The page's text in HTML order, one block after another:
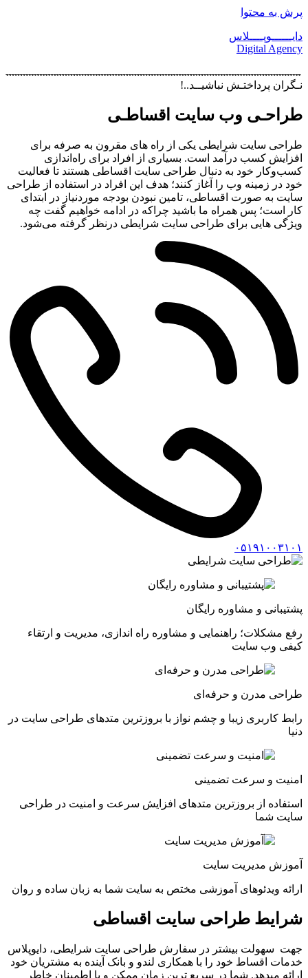
پرش به محتوا
دایــــــوپــــلاس
Digital Agency
نـگران پرداختـش نباشیــد..!
طراحـی وب سایت اقساطـی
طراحی سایت شرایطی یکی از راه های مقرون به صرفه برای
افزایش کسب درآمد است. بسیاری از افراد برای راه‌اندازی
کسب‌وکار خود به دنبال طراحی سایت اقساطی هستند تا فعالیت
خود در زمینه وب را آغاز کنند؛ هدف این افراد در استفاده از طراحی
سایت به صورت اقساطی، تامین نبودن بودجه موردنیاز در ابتدای
کار است؛ پس همراه ما باشید چراکه در ادامه خواهیم گفت چه
ویژگی‌ هایی برای طراحی سایت شرایطی درنظر گرفته می‌شود.
۰۵۱۹۱۰۰۳۱۰۱
پشتیبانی و مشاوره رایگان
رفع مشکلات؛ راهنمایی و مشاوره راه اندازی، مدیریت و ارتقاء
کیفی وب سایت
طراحی مدرن و حرفه‎‌ای
رابط کاربری زیبا و چشم نواز با بروزترین متدهای طراحی سایت در
دنیا
امنیت و سرعت تضمینی
استفاده از بروزترین متدهای افزایش سرعت و امنیت در طراحی
سایت شما
آموزش مدیریت سایت
ارائه ویدئوهای آموزشی مختص به سایت شما به زبان ساده و روان
شرایط طراحی سایت اقساطی
جهت سهولت بیشتر در سفارش طراحی سایت شرایطی، دایوپلاس
خدمات اقساط خود را با همکاری لندو و بانک آینده به مشتریان خود
ارائه میدهد. شما در سریع ترین زمان ممکن و با اطمینان خاطر